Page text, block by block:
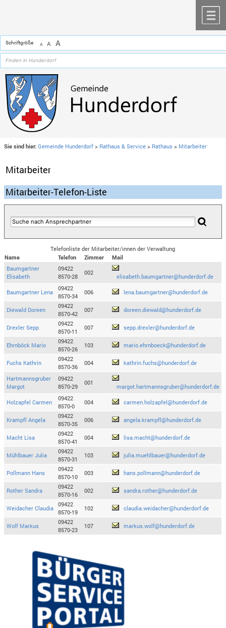
Schriftgröße A A A
Sie sind hier: Gemeinde Hunderdorf > Rathaus & Service > Rathaus > Mitarbeiter
Mitarbeiter
Mitarbeiter-Telefon-Liste
Telefonliste der Mitarbeiter/innen der Verwaltung
Name
Telefon Zimmer
Mail
Baumgartner
Elisabeth
09422
8570-28
002
elisabeth.baumgartner@hunderdorf.de
Baumgartner Lena
09422
8570-34
006 lena.baumgartner@hunderdorf.de
Diewald Doreen
09422
8570-42
007 doreen.diewald@hunderdorf.de
Drexler Sepp
09422
8570-11
007 sepp.drexler@hunderdorf.de
Ehrnböck Mario
09422
8570-26
103 mario.ehrnboeck@hunderdorf.de
Fuchs Kathrin
09422
8570-36
004 kathrin.fuchs@hunderdorf.de
Hartmannsgruber
Margot
09422
8570-29
001
margot.hartmannsgruber@hunderdorf.de
Holzapfel Carmen
09422
8570-0
004 carmen.holzapfel@hunderdorf.de
Krampfl Angela
09422
8570-35
006 angela.krampfl@hunderdorf.de
Macht Lisa
09422
8570-41
004 lisa.macht@hunderdorf.de
Mühlbauer Julia
09422
8570-31
103 julia.muehlbauer@hunderdorf.de
Pollmann Hans
09422
8570-10
003 hans.pollmann@hunderdorf.de
Rother Sandra
09422
8570-16
002 sandra.rother@hunderdorf.de
Weidacher Claudia
09422
8570-19
102 claudia.weidacher@hunderdorf.de
Wolf Markus
09422
8570-23
107 markus.wolf@hunderdorf.de